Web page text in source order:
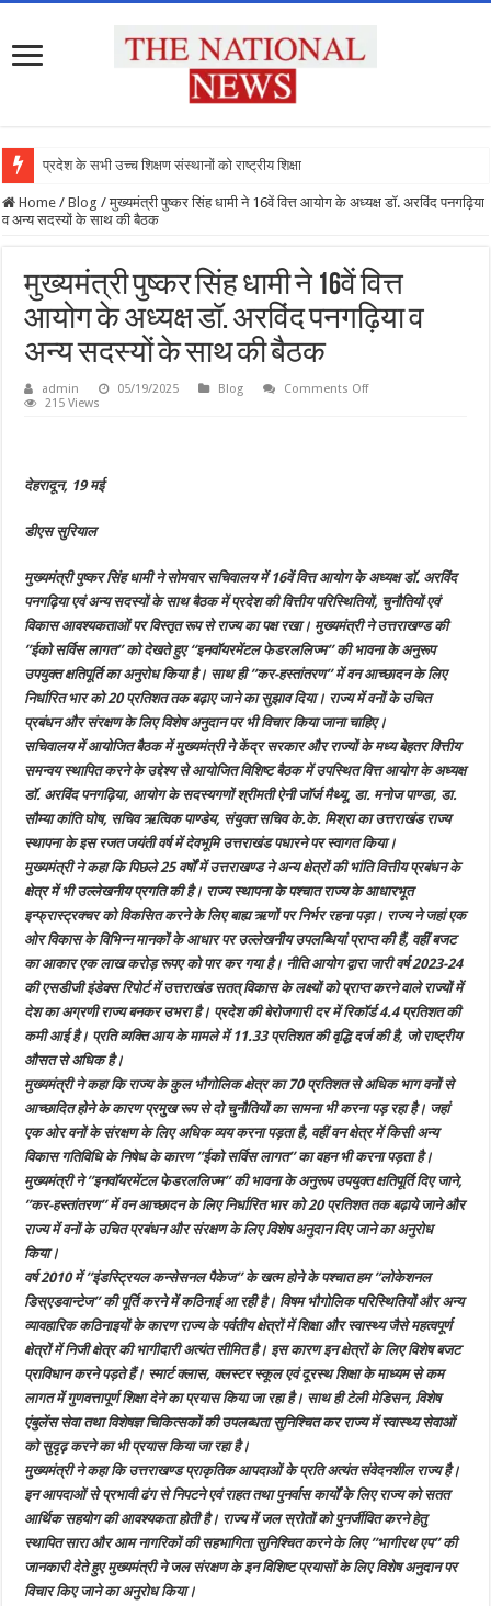
प्रदेश के सभी उच्च शिक्षण संस्थानों को राष्ट्रीय शिक्षा नीति क
Home / Blog / मुख्यमंत्री पुष्कर सिंह धामी ने 16वें वित्त आयोग के अध्यक्ष डॉ. अरविंद पनगढ़िया
व अन्य सदस्यों के साथ की बैठक
मुख्यमंत्री पुष्कर सिंह धामी ने 16वें वित्त
आयोग के अध्यक्ष डॉ. अरविंद पनगढ़िया व
अन्य सदस्यों के साथ की बैठक
admin 05/19/2025 Blog Comments Offon
पनगढ़िया
व
अन्य
सदस्यों
के
साथ
की
बैठक
215 Views
देहरादून, 19 मई
डीएस सुरियाल
मुख्यमंत्री पुष्कर सिंह धामी ने सोमवार सचिवालय में 16वें वित्त आयोग के अध्यक्ष डॉ. अरविंद
पनगढ़िया एवं अन्य सदस्यों के साथ बैठक में प्रदेश की वित्तीय परिस्थितियों, चुनौतियों एवं
विकास आवश्यकताओं पर विस्तृत रूप से राज्य का पक्ष रखा। मुख्यमंत्री ने उत्तराखण्ड की
’’ईको सर्विस लागत’’ को देखते हुए ‘‘इनवॉयरमेंटल फेडरललिज्म’’ की भावना के अनुरूप
उपयुक्त क्षतिपूर्ति का अनुरोध किया है। साथ ही ’’कर-हस्तांतरण’’ में वन आच्छादन के लिए
निर्धारित भार को 20 प्रतिशत तक बढ़ाए जाने का सुझाव दिया। राज्य में वनों के उचित
प्रबंधन और संरक्षण के लिए विशेष अनुदान पर भी विचार किया जाना चाहिए।
सचिवालय में आयोजित बैठक में मुख्यमंत्री ने केंद्र सरकार और राज्यों के मध्य बेहतर वित्तीय
समन्वय स्थापित करने के उद्देश्य से आयोजित विशिष्ट बैठक में उपस्थित वित्त आयोग के अध्यक्ष
डॉ. अरविंद पनगढ़िया, आयोग के सदस्यगणों श्रीमती ऐनी जॉर्ज मैथ्यू, डा. मनोज पाण्डा, डा.
सौम्या कांति घोष, सचिव ऋत्विक पाण्डेय, संयुक्त सचिव के.के. मिश्रा का उत्तराखंड राज्य
स्थापना के इस रजत जयंती वर्ष में देवभूमि उत्तराखंड पधारने पर स्वागत किया।
मुख्यमंत्री ने कहा कि पिछले 25 वर्षों में उत्तराखण्ड ने अन्य क्षेत्रों की भांति वित्तीय प्रबंधन के
क्षेत्र में भी उल्लेखनीय प्रगति की है। राज्य स्थापना के पश्चात राज्य के आधारभूत
इन्फ्रास्ट्रक्चर को विकसित करने के लिए बाह्य ऋणों पर निर्भर रहना पड़ा। राज्य ने जहां एक
ओर विकास के विभिन्न मानकों के आधार पर उल्लेखनीय उपलब्धियां प्राप्त की हैं, वहीं बजट
का आकार एक लाख करोड़ रूपए को पार कर गया है। नीति आयोग द्वारा जारी वर्ष 2023-24
की एसडीजी इंडेक्स रिपोर्ट में उत्तराखंड सतत् विकास के लक्ष्यों को प्राप्त करने वाले राज्यों में
देश का अग्रणी राज्य बनकर उभरा है। प्रदेश की बेरोजगारी दर में रिकॉर्ड 4.4 प्रतिशत की
कमी आई है। प्रति व्यक्ति आय के मामले में 11.33 प्रतिशत की वृद्धि दर्ज की है, जो राष्ट्रीय
औसत से अधिक है।
मुख्यमंत्री ने कहा कि राज्य के कुल भौगोलिक क्षेत्र का 70 प्रतिशत से अधिक भाग वनों से
आच्छादित होने के कारण प्रमुख रूप से दो चुनौतियों का सामना भी करना पड़ रहा है। जहां
एक ओर वनों के संरक्षण के लिए अधिक व्यय करना पड़ता है, वहीं वन क्षेत्र में किसी अन्य
विकास गतिविधि के निषेध के कारण ’’ईको सर्विस लागत’’ का वहन भी करना पड़ता है।
मुख्यमंत्री ने ’’इनवॉयरमेंटल फेडरललिज्म’’ की भावना के अनुरूप उपयुक्त क्षतिपूर्ति दिए जाने,
’’कर-हस्तांतरण’’ में वन आच्छादन के लिए निर्धारित भार को 20 प्रतिशत तक बढ़ाये जाने और
राज्य में वनों के उचित प्रबंधन और संरक्षण के लिए विशेष अनुदान दिए जाने का अनुरोध
किया।
वर्ष 2010 में ’’इंडस्ट्रियल कन्सेसनल पैकेज’’ के खत्म होने के पश्चात हम ’’लोकेशनल
डिस्एडवान्टेज’’ की पूर्ति करने में कठिनाई आ रही है। विषम भौगोलिक परिस्थितियों और अन्य
व्यावहारिक कठिनाइयों के कारण राज्य के पर्वतीय क्षेत्रों में शिक्षा और स्वास्थ्य जैसे महत्वपूर्ण
क्षेत्रों में निजी क्षेत्र की भागीदारी अत्यंत सीमित है। इस कारण इन क्षेत्रों के लिए विशेष बजट
प्राविधान करने पड़ते हैं। स्मार्ट क्लास, क्लस्टर स्कूल एवं दूरस्थ शिक्षा के माध्यम से कम
लागत में गुणवत्तापूर्ण शिक्षा देने का प्रयास किया जा रहा है। साथ ही टेली मेडिसन, विशेष
एंबुलेंस सेवा तथा विशेषज्ञ चिकित्सकों की उपलब्धता सुनिश्चित कर राज्य में स्वास्थ्य सेवाओं
को सुदृढ़ करने का भी प्रयास किया जा रहा है।
मुख्यमंत्री ने कहा कि उत्तराखण्ड प्राकृतिक आपदाओं के प्रति अत्यंत संवेदनशील राज्य है।
इन आपदाओं से प्रभावी ढंग से निपटने एवं राहत तथा पुनर्वास कार्यों के लिए राज्य को सतत
आर्थिक सहयोग की आवश्यकता होती है। राज्य में जल स्रोतों को पुनर्जीवित करने हेतु
स्थापित सारा और आम नागरिकों की सहभागिता सुनिश्चित करने के लिए ’’भागीरथ एप’’ की
जानकारी देते हुए मुख्यमंत्री ने जल संरक्षण के इन विशिष्ट प्रयासों के लिए विशेष अनुदान पर
विचार किए जाने का अनुरोध किया।